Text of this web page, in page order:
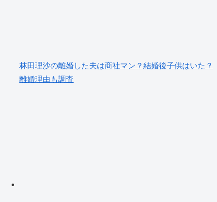
林田理沙の離婚した夫は商社マン？結婚後子供はいた？
離婚理由も調査